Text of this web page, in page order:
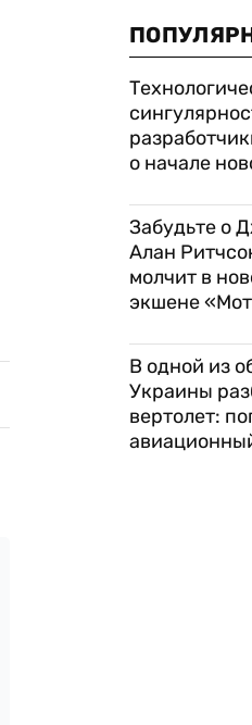
о начале
Забудьте о
Алан
молчит в
экшене
В одной из
Украины
вертолет: